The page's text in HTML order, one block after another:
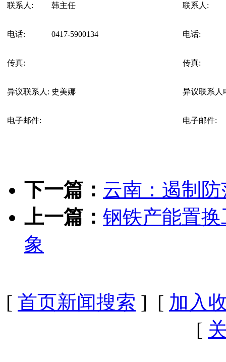
联系人: 韩主任 联系人:
电话: 0417-5900134 电话:
传真: 传真:
异议联系人: 史美娜 异议联系人
电子邮件: 电子邮件:
下一篇： 云南：遏制
上一篇： 钢铁产能置
象
[ 首页新闻搜索 ] [ 加入
[